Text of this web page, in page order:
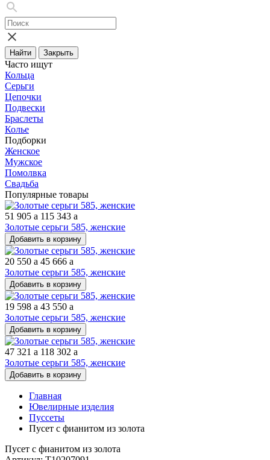
Найти Закрыть
Часто ищут
Кольца
Серьги
Цепочки
Подвески
Браслеты
Колье
Подборки
Женское
Мужское
Помолвка
Свадьба
Популярные товары
51 905 a 115 343 a
Золотые серьги 585, женские
Добавить в корзину
20 550 a 45 666 a
Золотые серьги 585, женские
Добавить в корзину
19 598 a 43 550 a
Золотые серьги 585, женские
Добавить в корзину
47 321 a 118 302 a
Золотые серьги 585, женские
Добавить в корзину
Главная
Ювелирные изделия
Пуссеты
Пусет с фианитом из золота
Пусет с фианитом из золота